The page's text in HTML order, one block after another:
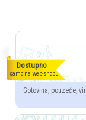
Dostupno
samo na web-shopu
Gotovina, pouzeće,